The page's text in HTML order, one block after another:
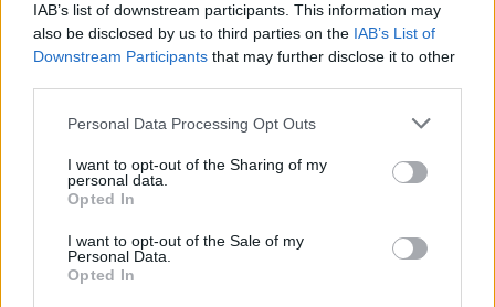
IAB’s list of downstream participants. This information may
also be disclosed by us to third parties on the IAB’s List of
Downstream Participants that may further disclose it to other
Please note that this website/app uses one or more Google
not limited to your visit or usage behaviour. You may click to
grant or deny consent to Google and its third-party tags to
use your data for below specified purposes in below Google
consent section.
Personal Data Processing Opt Outs
I want to opt-out of the Sharing of my
personal data.
Opted In
I want to opt-out of the Sale of my
Personal Data.
Opted In
felüljárón
A tartós nyári hőség jelentős kihívás elé állítja a KM Építőt,
ennek ellenére folyamatosan halad az aszfaltozás.
Paks II.: Mit jelent az 5. blokk új
mérföldköve a felülvizsgálat